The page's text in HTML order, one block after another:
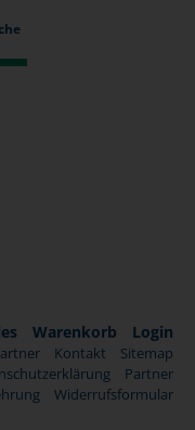
Warenkorb Login
Kontakt
Sitemap
Partner
Widerrufsformular